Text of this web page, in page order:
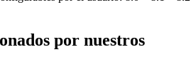
por nuestros